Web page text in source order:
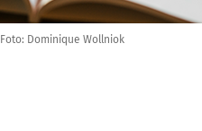
Foto: Dominique Wollniok